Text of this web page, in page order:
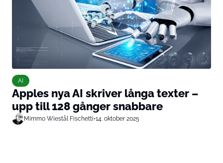
AI
Apples nya AI skriver långa texter –
upp till 128 gånger snabbare
Mimmo Wiestål Fischetti•14. oktober 2025